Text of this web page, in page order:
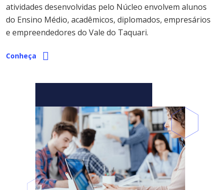
atividades desenvolvidas pelo Núcleo envolvem alunos
do Ensino Médio, acadêmicos, diplomados, empresários
e empreendedores do Vale do Taquari.
Conheça